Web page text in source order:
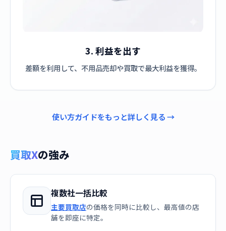
3. 利益を出す
差額を利用して、不用品売却や買取で最大利益を獲得。
使い方ガイドをもっと詳しく見る →
買取Xの強み
複数社一括比較
主要買取店の価格を同時に比較し、最高値の店
舗を即座に特定。